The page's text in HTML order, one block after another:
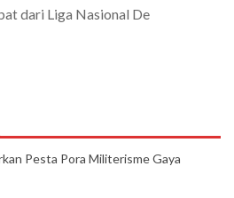
dari Liga Nasional De
Pesta Pora Militerisme Gaya